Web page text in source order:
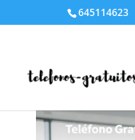
645114623